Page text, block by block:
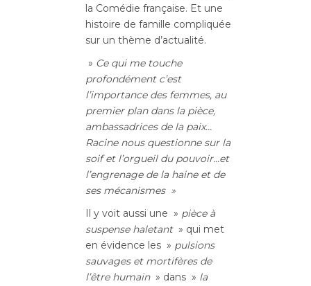
la Comédie française. Et une
histoire de famille compliquée
sur un thème d’actualité.
» Ce qui me touche
profondément c’est
l’importance des femmes, au
premier plan dans la pièce,
ambassadrices de la paix…
Racine nous questionne sur la
soif et l’orgueil du pouvoir…et
l’engrenage de la haine et de
ses mécanismes »
Il y voit aussi une » pièce à
suspense haletant» qui met
en évidence les » pulsions
sauvages et mortifères de
l’être humain» dans » la